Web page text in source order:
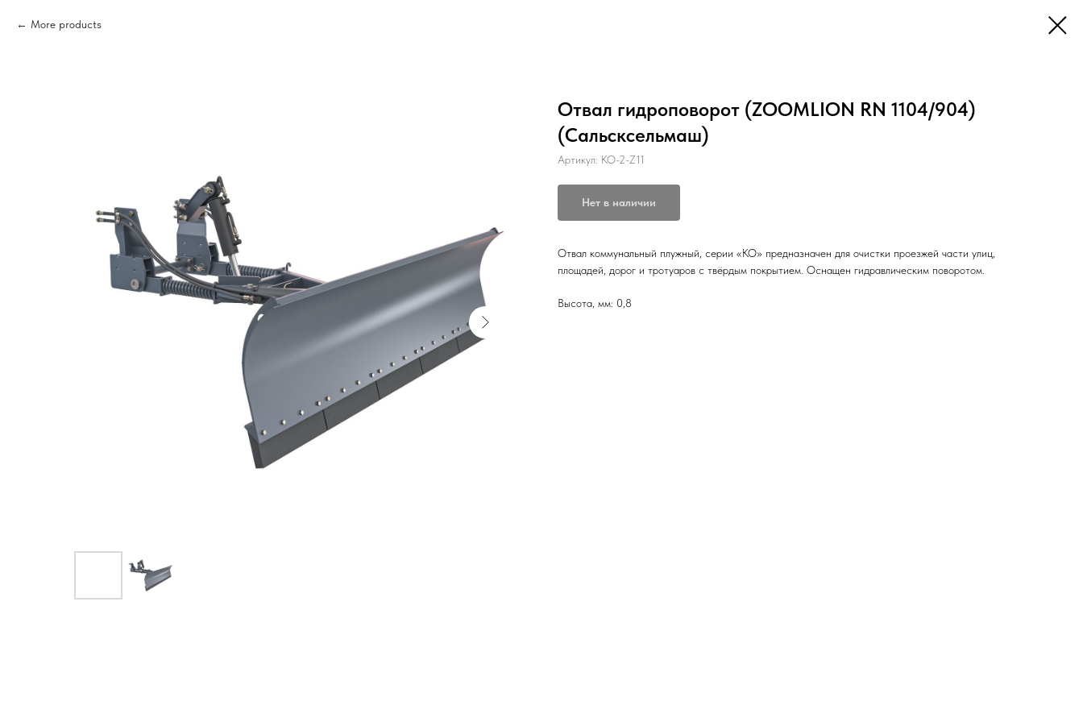
More products
Отвал гидроповорот (ZOOMLION RN 1104/904)
(Сальсксельмаш)
Артикул: КО-2-Z11
Нет в наличии
Отвал коммунальный плужный, серии «КО» предназначен для очистки проезжей части улиц,
площадей, дорог и тротуаров с твёрдым покрытием. Оснащен гидравлическим поворотом.
Высота, мм: 0,8